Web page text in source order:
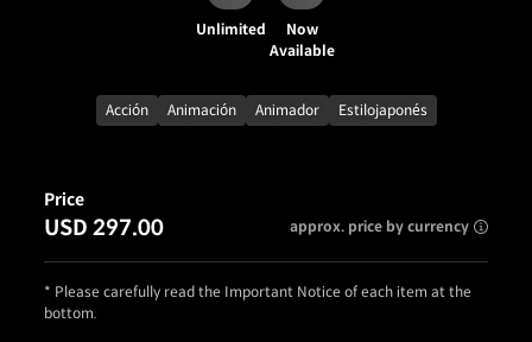
Unlimited
Now
Available
Acción Animación Animador Estilojaponés
Price
USD 297.00 approx. price by currency
* Please carefully read the Important Notice of each item at the
bottom.